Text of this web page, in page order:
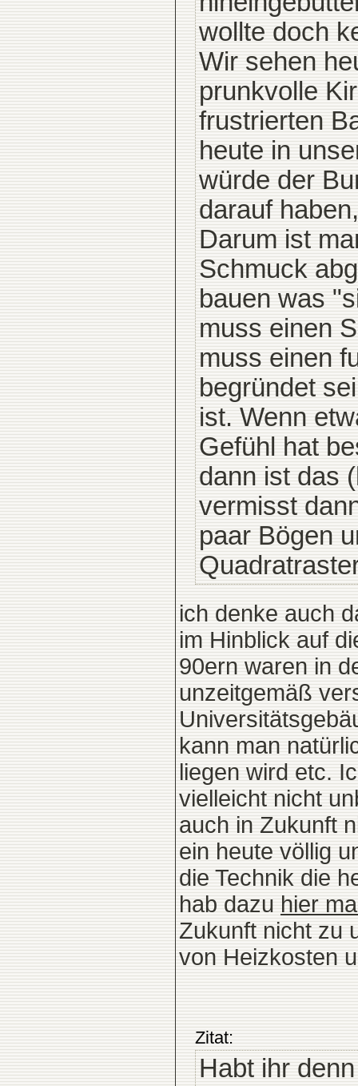
wollte doch
Wir sehen
prunkvolle
frustrierten
heute in
würde der
darauf
Darum ist
Schmuck
bauen was
muss einen
muss einen
begründet
ist. Wenn
Gefühl hat
dann ist das
vermisst
paar Bögen
ich denke auch
im Hinblick auf
90ern waren in
unzeitgemäß
kann man
liegen wird etc.
vielleicht nicht
auch in Zukunft
ein heute völlig
die Technik die
hab dazu hier
Zukunft nicht zu
von Heizkosten
Zitat:
Habt ihr